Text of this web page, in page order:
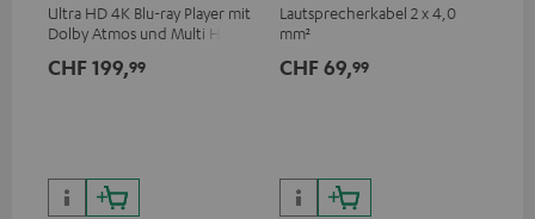
Ultra HD 4K Blu-ray Player mit
Dolby Atmos und Multi HDR-
HDR10+ für eine überragende
CHF 199,99
Lautsprecherkabel 2 x 4,0
mm²
CHF 69,99